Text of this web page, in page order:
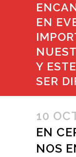
EN
Y
SER
10
EN
NOS